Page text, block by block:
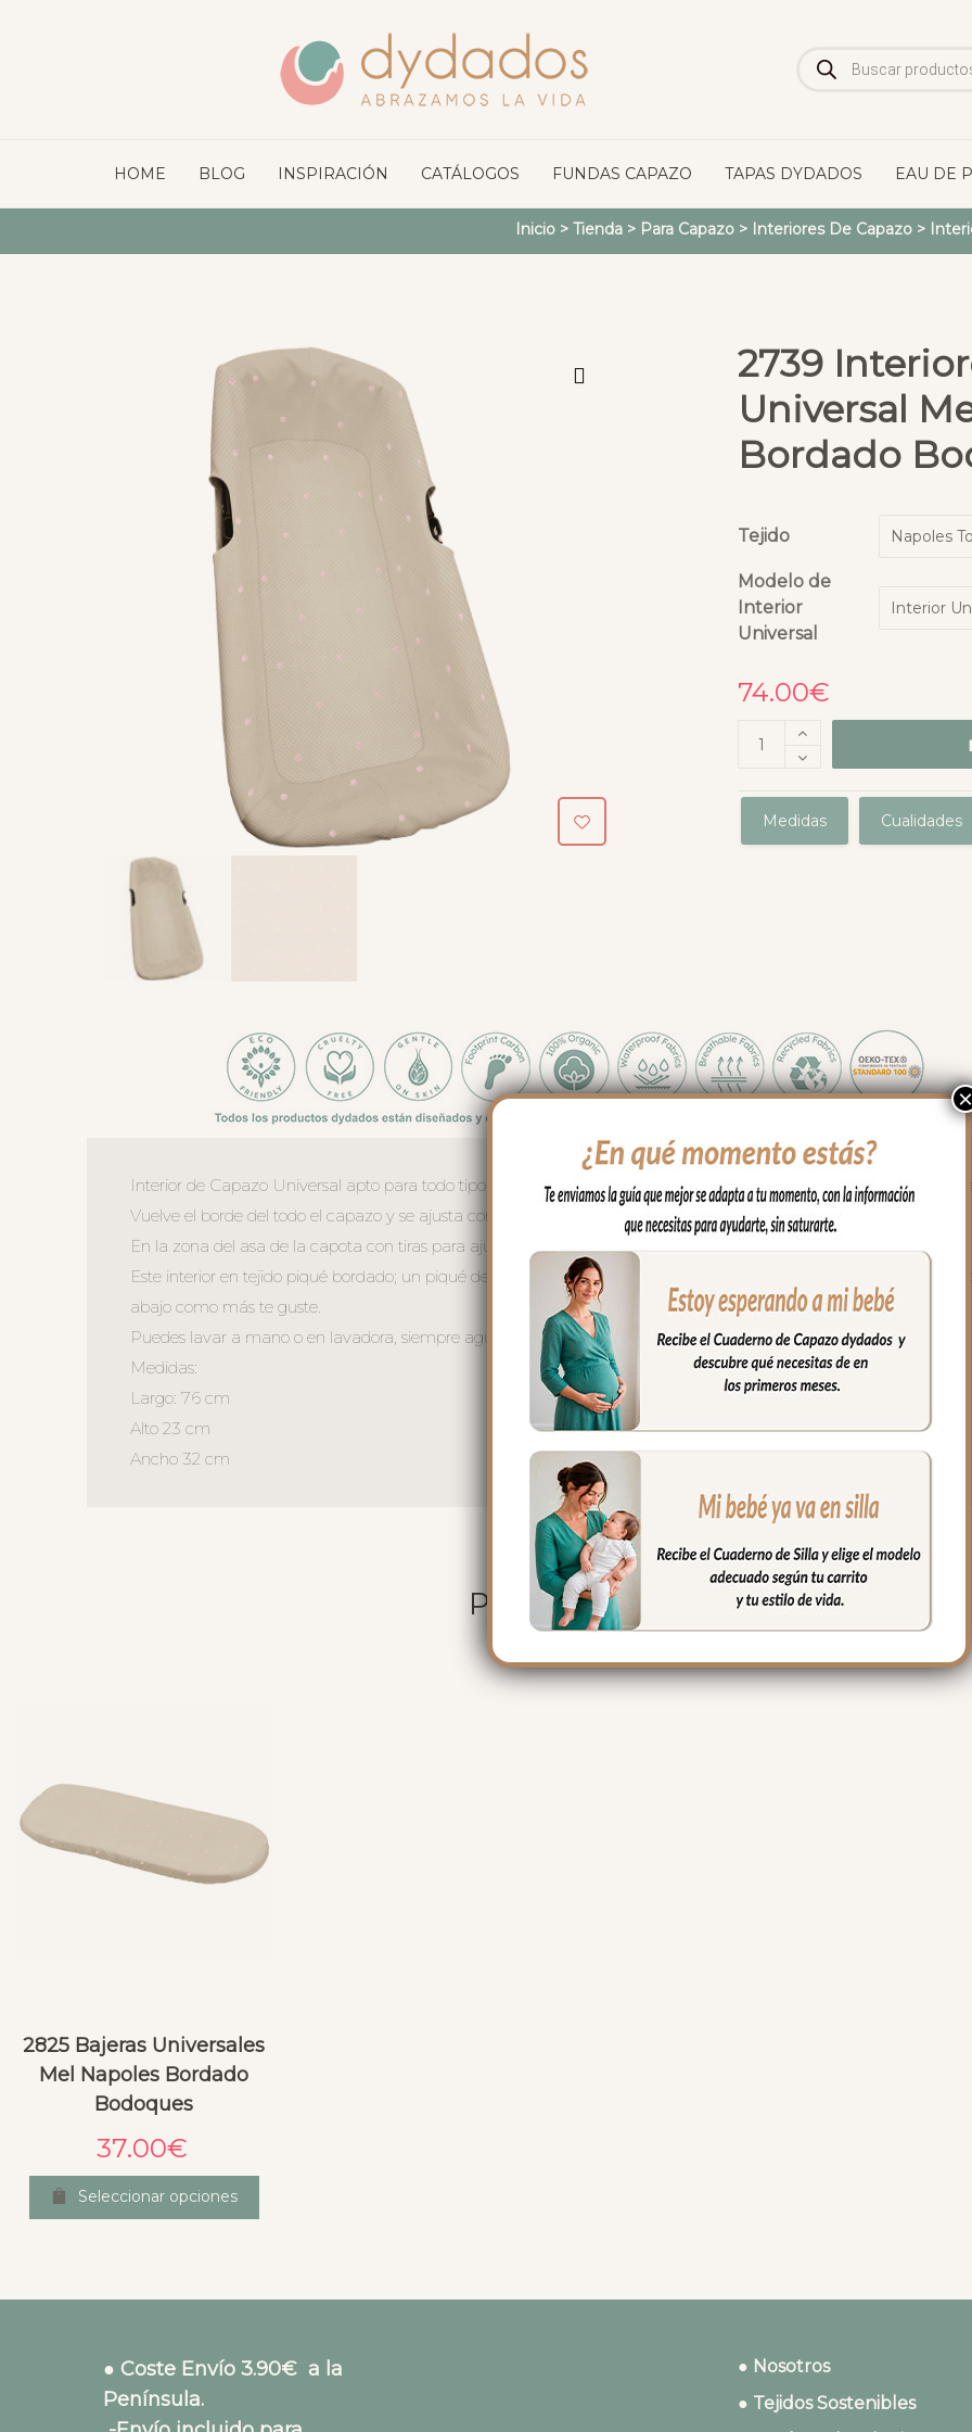
de
productos
HOME BLOG INSPIRACIÓN CATÁLOGOS FUNDAS CAPAZO TAPAS DYDADOS EAU DE
Inicio> Tienda> Para Capazo> Interiores De Capazo>
2739
Universal
Bordado
Tejido
Modelo de
Interior
Universal
74.00€
Medidas Cualidades
Interior de Capazo Universal apto para todo tipo de capazos que no lleven la capota unida al capazo mediante
Vuelve el borde del todo el capazo y se ajusta con goma.
En la zona del asa de la capota con tiras para ajustar bien.
Este interior en tejido piqué bordado; un piqué de algodón. no lleva relleno y lo puedes usar con el colchón arriba o
abajo como más te guste.
Puedes lavar a mano o en lavadora, siempre agua fría, jabones no abrasivos y secado al natural.
Medidas:
Largo: 76 cm
Alto 23 cm
Ancho 32 cm
PRODUCTOS RELACIONADOS
2825 Bajeras Universales
Mel Napoles Bordado
Bodoques
37.00€
Seleccionar opciones
● Coste Envío 3.90€ a la
Península.
● Nosotros
● Tejidos Sostenibles
×